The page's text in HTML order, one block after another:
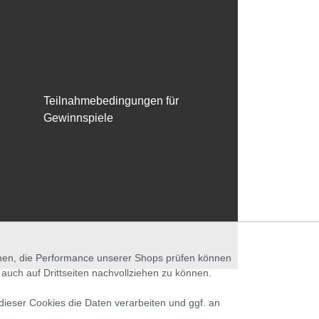
Teilnahmebedingungen für
Gewinnspiele
die Performance unserer Shops prüfen können
auf Drittseiten nachvollziehen zu können.
Cookies die Daten verarbeiten und ggf. an